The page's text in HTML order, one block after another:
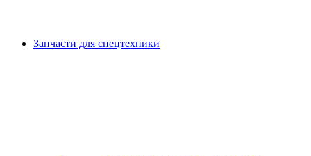
Запчасти для спецтехники